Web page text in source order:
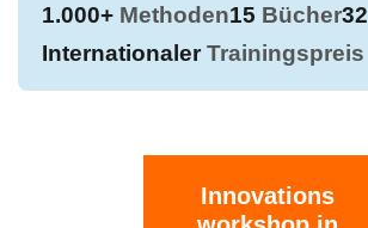
1.000+ Methoden15 Bücher32
InternationalerTrainingspreis
Innovations